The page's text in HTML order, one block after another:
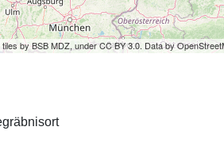
by BSB MDZ, under CC BY 3.0. Data by